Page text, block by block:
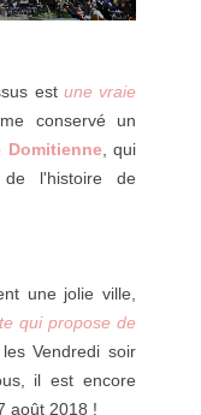
est une vraie
conservé un
Domitienne, qui
de l'histoire de
une jolie ville,
qui propose de
Vendredi soir
il est encore
août 2018 !